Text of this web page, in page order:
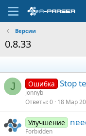
Версии
0.8.33
J Ошибка Stop
jonnyb
Ответы 0 18 Мар
Улучшение
Forbidden